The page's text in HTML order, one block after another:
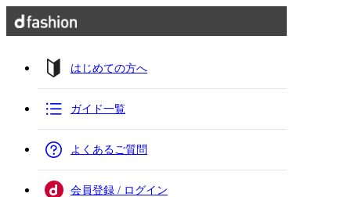
はじめての方へ
ガイド一覧
よくあるご質問
会員登録 / ログイン